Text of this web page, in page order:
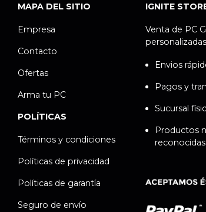
MAPA DEL SITIO
Empresa
Contacto
Ofertas
Arma tu PC
POLÍTICAS
Términos y condiciones
Políticas de privacidad
Políticas de garantía
Seguro de envío
IGNITE
Venta de PC
Envios
Pagos y
Sucursal
Productos
reconocidas